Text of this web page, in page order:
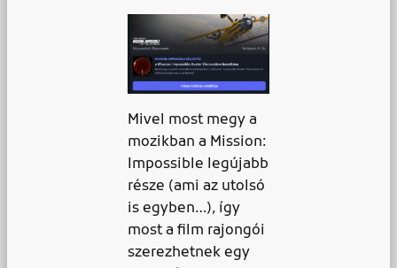
Mivel most megy a
mozikban a Mission:
Impossible legújabb
része (ami az utolsó
is egyben…), így
most a film rajongói
szerezhetnek egy